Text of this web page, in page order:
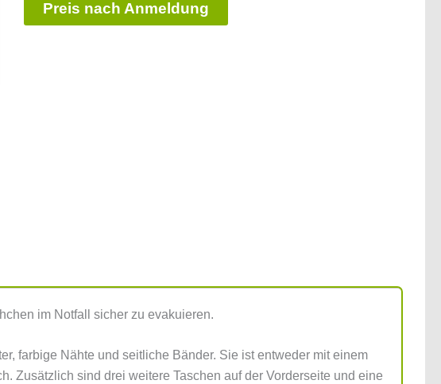
Preis nach Anmeldung
im Notfall sicher zu evakuieren.
farbige Nähte und seitliche Bänder. Sie ist entweder mit einem
Zusätzlich sind drei weitere Taschen auf der Vorderseite und eine